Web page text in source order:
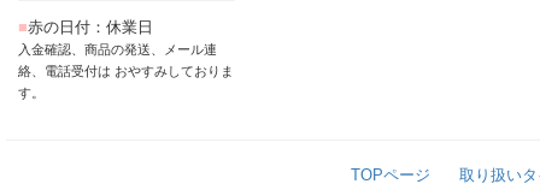
■赤の日付：休業日
入金確認、商品の発送、メール連
絡、電話受付は おやすみしておりま
す。
TOPページ 取り扱い